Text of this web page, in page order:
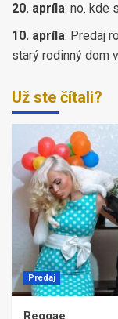
20. apríla: no. kde
10. apríla: Predaj
starý rodinný dom
Už ste čítali?
Predaj
Reggae